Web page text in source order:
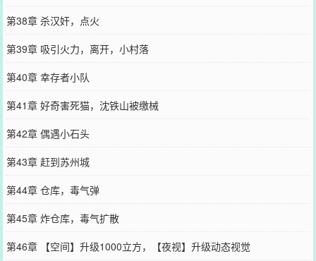
第38章 杀汉奸，点火
第39章 吸引火力，离开，小村落
第40章 幸存者小队
第41章 好奇害死猫，沈铁山被缴械
第42章 偶遇小石头
第43章 赶到苏州城
第44章 仓库，毒气弹
第45章 炸仓库，毒气扩散
第46章 【空间】升级1000立方，【夜视】升级动态视觉